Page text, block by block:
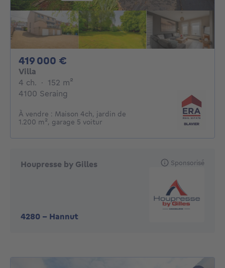
419 000 €
Villa
4 ch. 4 chambres
· 152 m²
4100 Seraing
À vendre : Maison 4ch, jardin de
1.200 m², garage 5 voitur
Houpresse by Gilles
4280 - Hannut
Sponsorisé